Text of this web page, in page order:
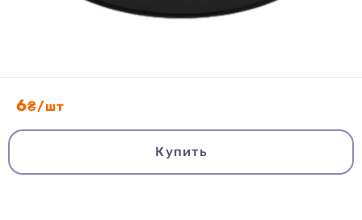
6₴/шт
Купить